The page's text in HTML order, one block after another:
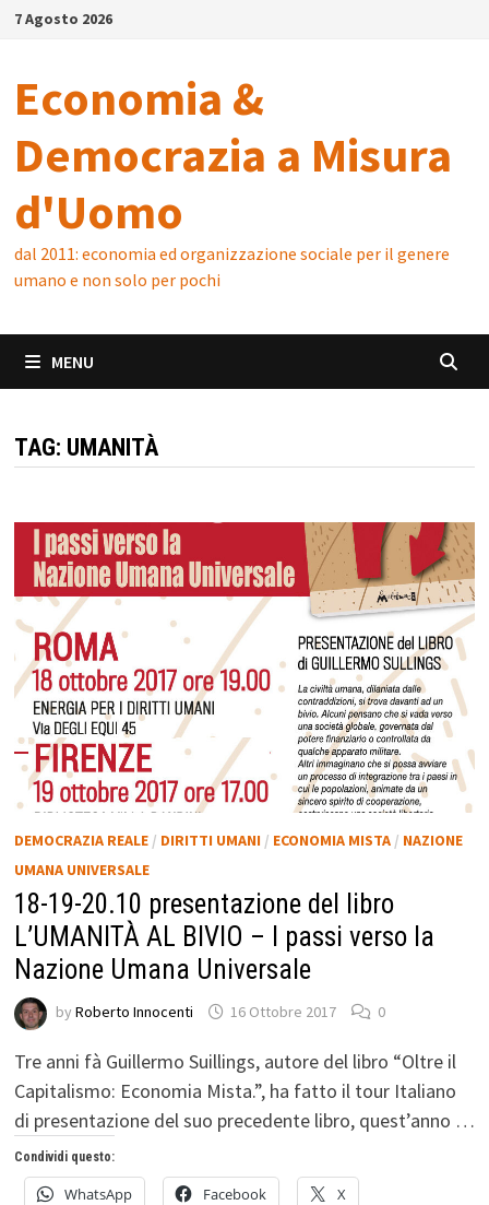
Skip7 Agosto 2026
Economia &
Democrazia a Misura
d'Uomo
dal 2011: economia ed organizzazione sociale per il genere
umano e non solo per pochi
MENU
TAG: UMANITÀ
DEMOCRAZIA REALE/ DIRITTI UMANI / ECONOMIA MISTA/ NAZIONE
UMANA UNIVERSALE
18-19-20.10 presentazione del libro
L’UMANITÀ AL BIVIO – I passi verso la
Nazione Umana Universale
by Roberto Innocenti 16 Ottobre 2017 0
Tre anni fà Guillermo Suillings, autore del libro “Oltre il
Capitalismo: Economia Mista.”, ha fatto il tour Italiano
di presentazione del suo precedente libro, quest’anno …
Condividi questo:
WhatsApp Facebook X